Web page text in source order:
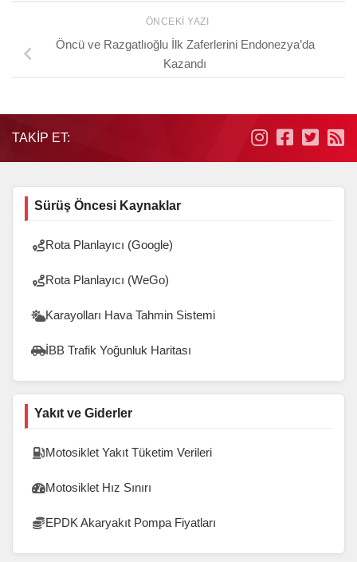
ÖNCEKI YAZI
Öncü ve Razgatlıoğlu İlk Zaferlerini Endonezya’da
Kazandı
TAKIP ET:
Sürüş Öncesi Kaynaklar
Rota Planlayıcı (Google)
Rota Planlayıcı (WeGo)
Karayolları Hava Tahmin Sistemi
İBB Trafik Yoğunluk Haritası
Yakıt ve Giderler
Motosiklet Yakıt Tüketim Verileri
Motosiklet Hız Sınırı
EPDK Akaryakıt Pompa Fiyatları